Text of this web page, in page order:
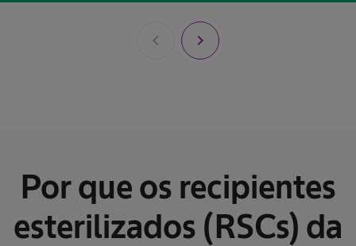
chevron_left chevron_right
Por que os recipientes
esterilizados (RSCs) da